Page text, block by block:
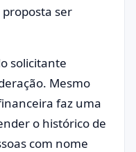
ser
solicitante
Mesmo
faz uma
o histórico de
com nome